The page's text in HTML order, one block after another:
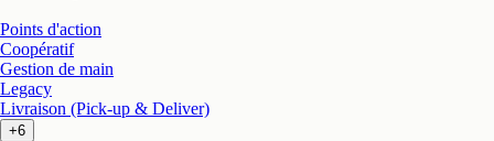
Points d'action
Coopératif
Gestion de main
Legacy
Livraison (Pick-up & Deliver)
+6